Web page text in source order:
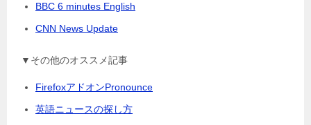
BBC 6 minutes English
CNN News Update
▼その他のオススメ記事
FirefoxアドオンPronounce
英語ニュースの探し方